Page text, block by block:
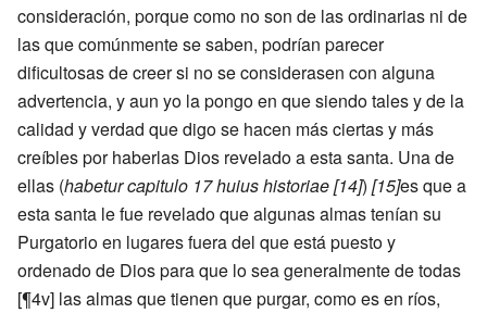
consideración, porque como no son de las ordinarias ni de
las que comúnmente se saben, podrían parecer
dificultosas de creer si no se considerasen con alguna
advertencia, y aun yo la pongo en que siendo tales y de la
calidad y verdad que digo se hacen más ciertas y más
creíbles por haberlas Dios revelado a esta santa. Una de
ellas (habetur capitulo 17 huius historiae[14]) [15]es que a
esta santa le fue revelado que algunas almas tenían su
Purgatorio en lugares fuera del que está puesto y
ordenado de Dios para que lo sea generalmente de todas
[¶4v] las almas que tienen que purgar, como es en ríos,